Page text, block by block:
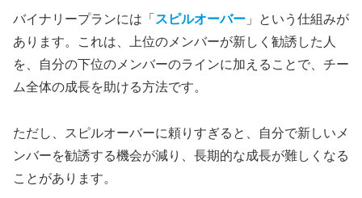
バイナリープランには「 スピルオーバー 」という仕組みが
あります。これは、上位のメンバーが新しく勧誘した人
を、自分の下位のメンバーのラインに加えることで、チー
ム全体の成長を助ける方法です。
ただし、スピルオーバーに頼りすぎると、自分で新しいメ
ンバーを勧誘する機会が減り、長期的な成長が難しくなる
ことがあります。